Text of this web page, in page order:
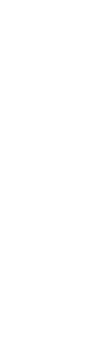
30天成长视频